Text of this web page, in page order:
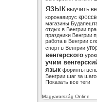
язык выучить
коронавирус
магазины
отдых в Венгрии
праздники Венгрии
работа в Венгрии
спорт в Венгрии
венгерского
учим
язык форинты
Венгрии шаг за
Показать все теги
Magyarország Online